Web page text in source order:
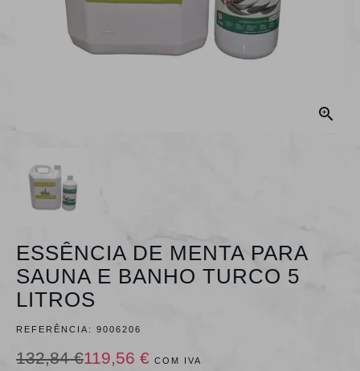

ESSÊNCIA DE MENTA PARA
SAUNA E BANHO TURCO 5
LITROS
REFERÊNCIA: 9006206
132,84 €119,56 € COM IVA